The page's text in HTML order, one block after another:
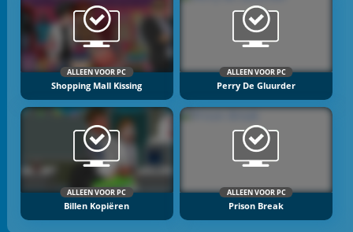
ALLEEN VOOR PC
Shopping Mall Kissing
ALLEEN VOOR PC
Perry De Gluurder
ALLEEN VOOR PC
Billen Kopiëren
ALLEEN VOOR PC
Prison Break